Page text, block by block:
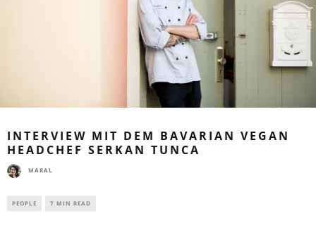
INTERVIEW MIT DEM BAVARIAN VEGAN
HEADCHEF SERKAN TUNCA
MARAL
PEOPLE 7 MIN READ